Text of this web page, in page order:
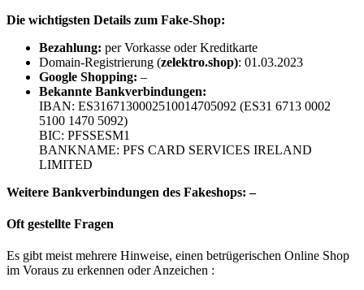
Die wichtigsten Details zum Fake-Shop:
Bezahlung: per Vorkasse oder Kreditkarte
Domain-Registrierung (zelektro.shop): 01.03.2023
Google Shopping: –
Bekannte Bankverbindungen:
IBAN: ES3167130002510014705092 (ES31 6713 0002
5100 1470 5092)
BIC: PFSSESM1
BANKNAME: PFS CARD SERVICES IRELAND
LIMITED
Weitere Bankverbindungen des Fakeshops: –
Oft gestellte Fragen
Es gibt meist mehrere Hinweise, einen betrügerischen Online Shop
im Voraus zu erkennen oder Anzeichen :